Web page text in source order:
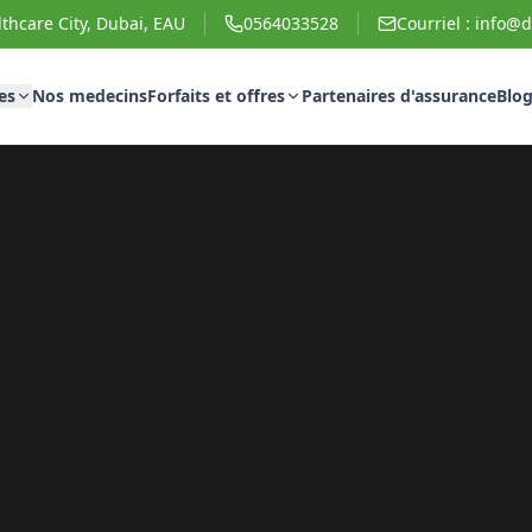
City, Dubai, EAU 0564033528 Courriel :
Nos medecinsForfaits et offres Partenaires d'assuranceBlog